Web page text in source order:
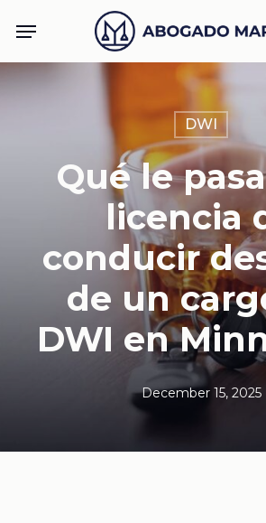
main
Menu
DWI
Qué le
licencia
conducir
de un
DWI en
December 15, 2025